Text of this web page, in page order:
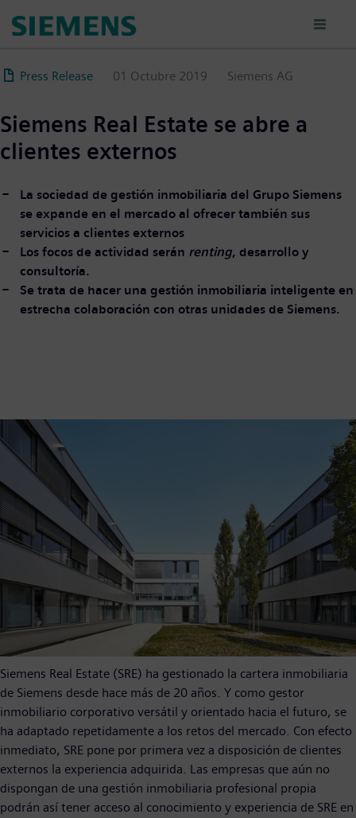
principal
Press Release 01 Octubre 2019 Siemens AG
Siemens Real Estate se abre a
clientes externos
La sociedad de gestión inmobiliaria del Grupo Siemens
se expande en el mercado al ofrecer también sus
servicios a clientes externos
Los focos de actividad serán renting, desarrollo y
consultoría.
Se trata de hacer una gestión inmobiliaria inteligente en
estrecha colaboración con otras unidades de Siemens.
Siemens Real Estate (SRE) ha gestionado la cartera inmobiliaria
de Siemens desde hace más de 20 años. Y como gestor
inmobiliario corporativo versátil y orientado hacia el futuro, se
ha adaptado repetidamente a los retos del mercado. Con efecto
inmediato, SRE pone por primera vez a disposición de clientes
externos la experiencia adquirida. Las empresas que aún no
dispongan de una gestión inmobiliaria profesional propia
podrán así tener acceso al conocimiento y experiencia de SRE en